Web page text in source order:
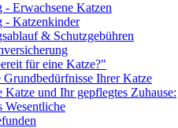
- Erwachsene Katzen
- Katzenkinder
& Schutzgebühren
für eine Katze?"
Ihrer Katze
Katze und Ihr gepflegtes Zuhause:
Wesentliche